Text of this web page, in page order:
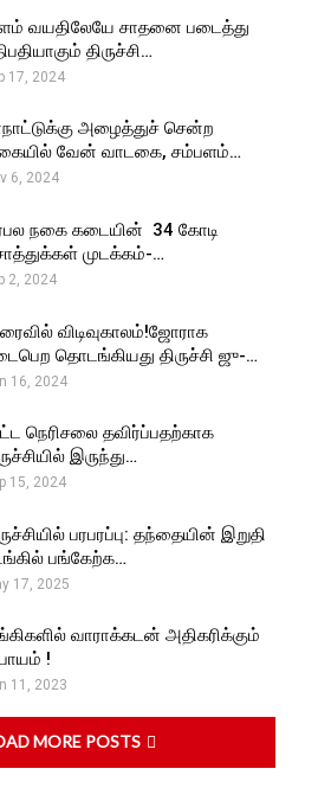
வயதிலேயே சாதனை படைத்து
திருச்சி…
17, 2024
அழைத்துச் சென்ற
வேன் வாடகை, சம்பளம்…
6, 2024
நகை கடையின் ₹ 34 கோடி
முடக்கம்-…
2, 2024
விடிவுகாலம்!ஜோராக
தொடங்கியது திருச்சி ஜு-…
16, 2024
நெரிசலை தவிர்ப்பதற்காக
இருந்து…
15, 2024
பரபரப்பு: தந்தையின் இறுதி
பங்கேற்க…
17, 2025
வாராக்கடன் அதிகரிக்கும்
!
11, 2023
MORE POSTS